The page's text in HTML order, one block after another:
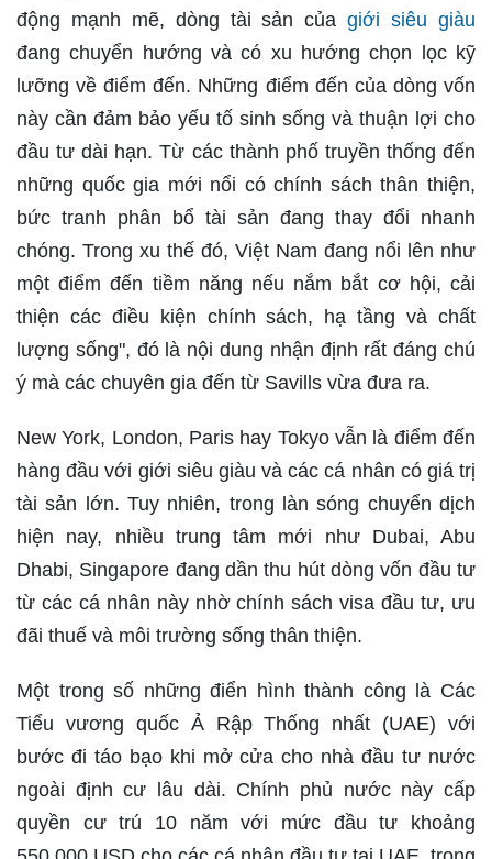
động mạnh mẽ, dòng tài sản củagiới siêu giàu
đang chuyển hướng và có xu hướng chọn lọc kỹ
lưỡng về điểm đến. Những điểm đến của dòng vốn
này cần đảm bảo yếu tố sinh sống và thuận lợi cho
đầu tư dài hạn. Từ các thành phố truyền thống đến
những quốc gia mới nổi có chính sách thân thiện,
bức tranh phân bổ tài sản đang thay đổi nhanh
chóng. Trong xu thế đó, Việt Nam đang nổi lên như
một điểm đến tiềm năng nếu nắm bắt cơ hội, cải
thiện các điều kiện chính sách, hạ tầng và chất
lượng sống", đó là nội dung nhận định rất đáng chú
ý mà các chuyên gia đến từ Savills vừa đưa ra.
New York, London, Paris hay Tokyo vẫn là điểm đến
hàng đầu với giới siêu giàu và các cá nhân có giá trị
tài sản lớn. Tuy nhiên, trong làn sóng chuyển dịch
hiện nay, nhiều trung tâm mới như Dubai, Abu
Dhabi, Singapore đang dần thu hút dòng vốn đầu tư
từ các cá nhân này nhờ chính sách visa đầu tư, ưu
đãi thuế và môi trường sống thân thiện.
Một trong số những điển hình thành công là Các
Tiểu vương quốc Ả Rập Thống nhất (UAE) với
bước đi táo bạo khi mở cửa cho nhà đầu tư nước
ngoài định cư lâu dài. Chính phủ nước này cấp
quyền cư trú 10 năm với mức đầu tư khoảng